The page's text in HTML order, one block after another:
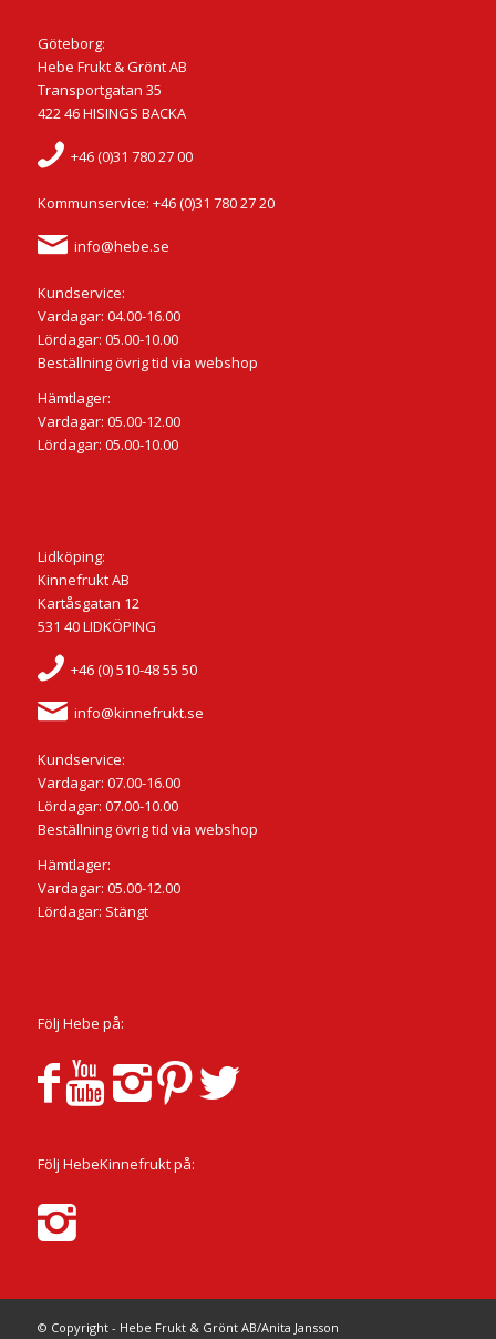
Göteborg:
Hebe Frukt & Grönt AB
Transportgatan 35
422 46 HISINGS BACKA
+46 (0)31 780 27 00
Kommunservice: +46 (0)31 780 27 20
info@hebe.se
Kundservice:
Vardagar: 04.00-16.00
Lördagar: 05.00-10.00
Beställning övrig tid via webshop
Hämtlager:
Vardagar: 05.00-12.00
Lördagar: 05.00-10.00
Lidköping:
Kinnefrukt AB
Kartåsgatan 12
531 40 LIDKÖPING
+46 (0) 510-48 55 50
info@kinnefrukt.se
Kundservice:
Vardagar: 07.00-16.00
Lördagar: 07.00-10.00
Beställning övrig tid via webshop
Hämtlager:
Vardagar: 05.00-12.00
Lördagar: Stängt
Följ Hebe på:
Följ HebeKinnefrukt på:
© Copyright - Hebe Frukt & Grönt AB/Anita Jansson